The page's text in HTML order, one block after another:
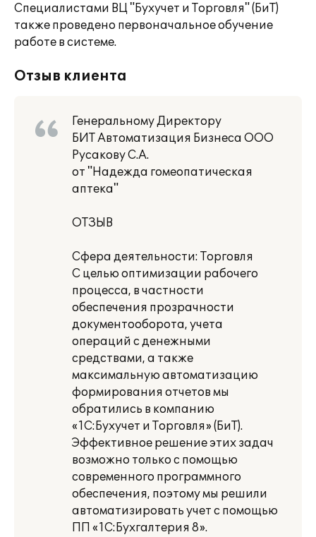
Специалистами ВЦ "Бухучет и Торговля" (БиТ)
также проведено первоначальное обучение
работе в системе.
Отзыв клиента
Генеральному Директору
БИТ Автоматизация Бизнеса ООО
Русакову С.А.
от "Надежда гомеопатическая
аптека"
ОТЗЫВ
Сфера деятельности: Торговля
С целью оптимизации рабочего
процесса, в частности
обеспечения прозрачности
документооборота, учета
операций с денежными
средствами, а также
максимальную автоматизацию
формирования отчетов мы
обратились в компанию
«1С:Бухучет и Торговля» (БиТ).
Эффективное решение этих задач
возможно только с помощью
современного программного
обеспечения, поэтому мы решили
автоматизировать учет с помощью
ПП «1С:Бухгалтерия 8».